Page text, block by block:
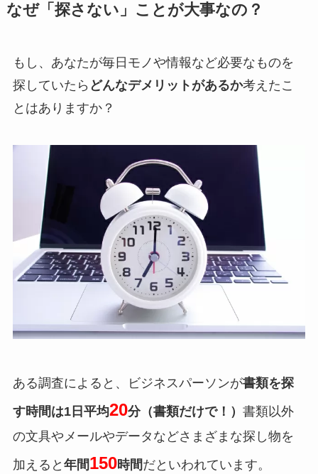
なぜ「探さない」ことが大事なの？
もし、あなたが毎日モノや情報など必要なものを
探していたら どんなデメリットがあるか考えたこ
とはありますか？
ある調査によると、ビジネスパーソンが書類を探
す時間は1日平均20分（書類だけで！） 書類以外
の文具やメールやデータなどさまざまな探し物を
加えると 年間150時間だといわれています。